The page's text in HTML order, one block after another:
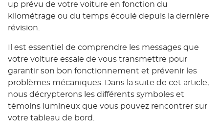
up prévu de votre voiture en fonction du
kilométrage ou du temps écoulé depuis la dernière
révision.
Il est essentiel de comprendre les messages que
votre voiture essaie de vous transmettre pour
garantir son bon fonctionnement et prévenir les
problèmes mécaniques. Dans la suite de cet article,
nous décrypterons les différents symboles et
témoins lumineux que vous pouvez rencontrer sur
votre tableau de bord.